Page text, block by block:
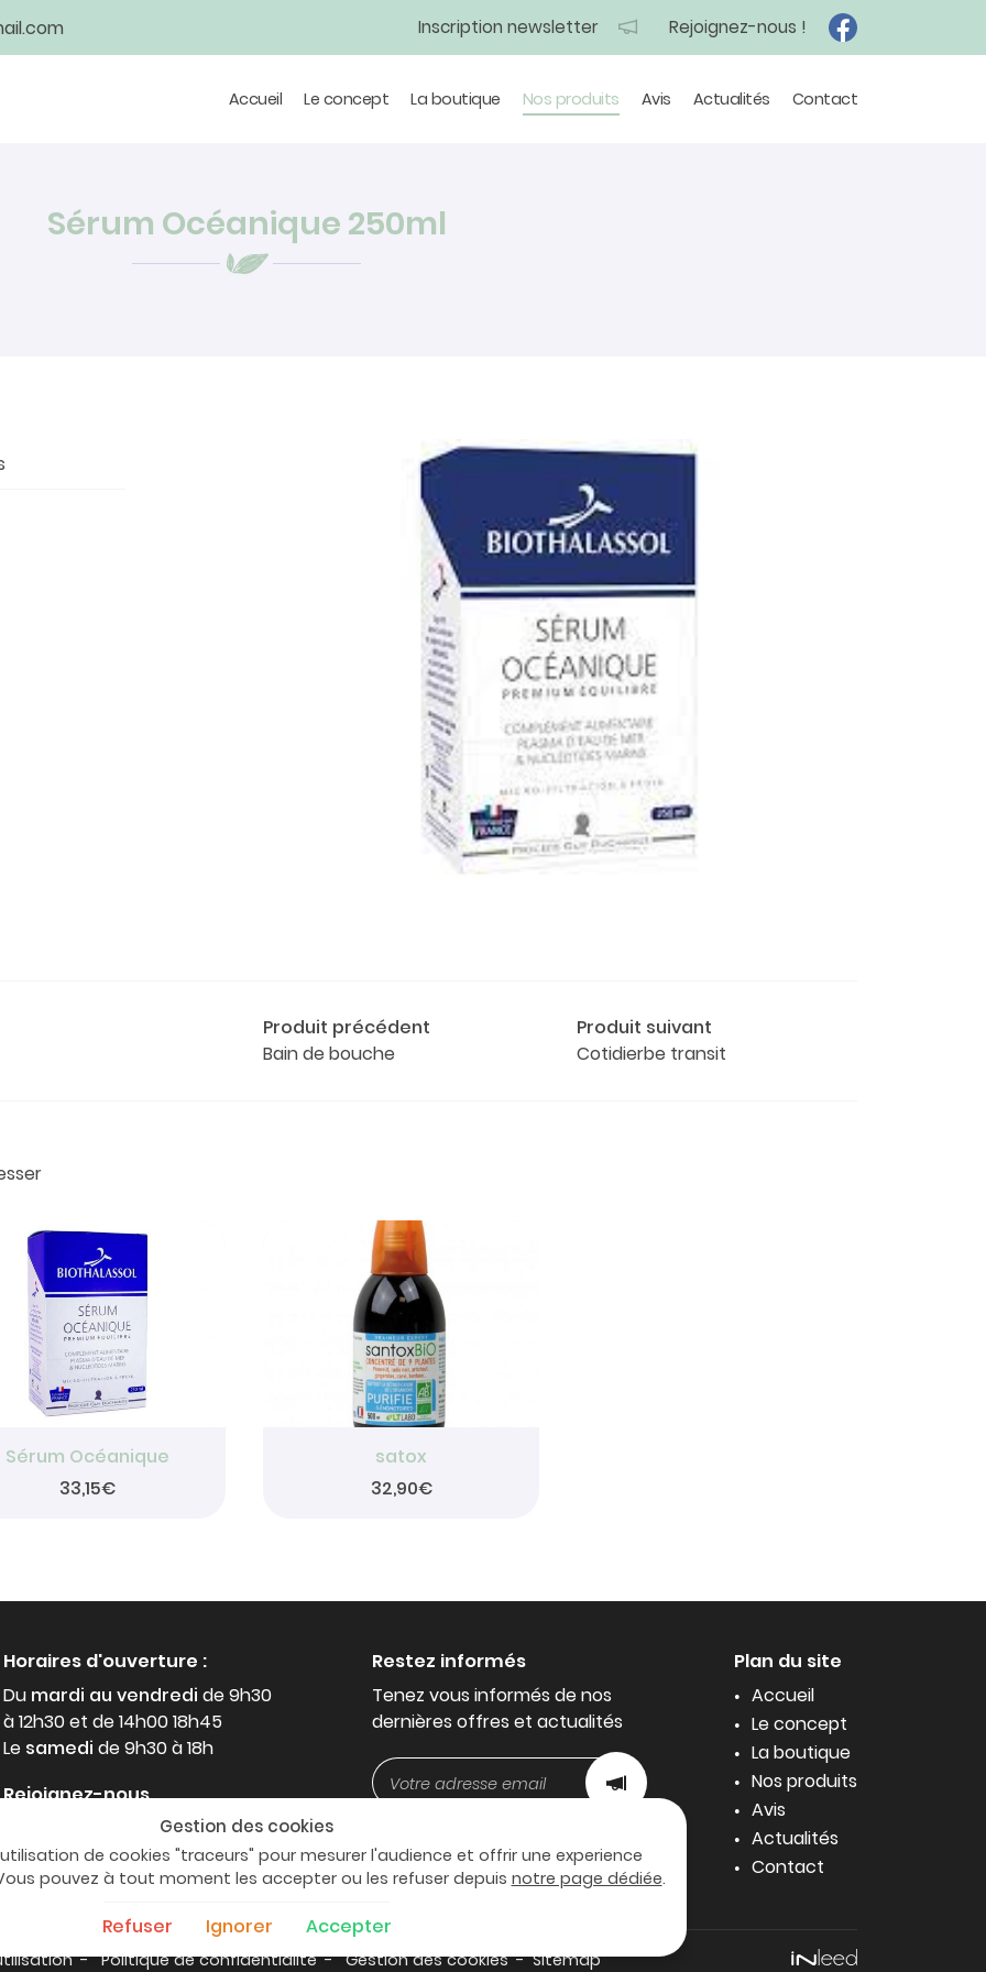
Inscription newsletter Rejoignez-nous !
Accueil Le concept La boutique Nos produits Avis Actualités Contact
Sérum Océanique 250ml
Produit précédent
Bain de bouche
Produit suivant
Cotidierbe transit
Sérum Océanique
33,15€
satox
32,90€
Horaires d'ouverture :
Du mardi au vendredi de 9h30
à 12h30 et de 14h00 18h45
Le samedi de 9h30 à 18h
Rejoignez-nous
Restez informés
Tenez vous informés de nos
dernières offres et actualités
Plan du site
Accueil
Le concept
La boutique
Nos produits
Avis
Actualités
Contact
Politique de confidentialité Gestion des cookies Sitemap
Gestion des cookies
de cookies "traceurs" pour mesurer l'audience et offrir une experience
pouvez à tout moment les accepter ou les refuser depuis notre page dédiée.
Refuser Ignorer Accepter